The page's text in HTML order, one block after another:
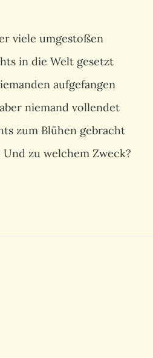
viele umgestoßen
in die Welt gesetzt
aufgefangen
niemand vollendet
zum Blühen gebracht
zu welchem Zweck?